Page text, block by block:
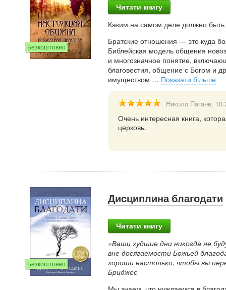
Безкоштовно
Читати книгу
Каким на самом деле должно
Братские отношения — это куда
Библейская модель общения
и многозначное понятие,
благовестия, общение с Богом и
имуществом … Показати більше
Николо Пагани,
Очень интересная книга,
церковь.
Безкоштовно
Дисциплина благодати
Читати книгу
«Ваши худшие дни никогда не
вне досягаемости Божьей
хороши настолько, чтобы вы
Бриджес